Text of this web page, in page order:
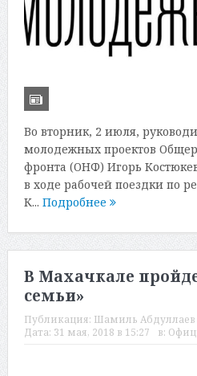
Во вторник, 2 июля,
молодежных проектов
фронта (ОНФ) Игорь
в ходе рабочей поездки по
К... Подробнее
В Махачкале
семьи»
Публикация: Шамиль Абдуллаев
Дата: 31 мая, 2018 в 15:27 в: